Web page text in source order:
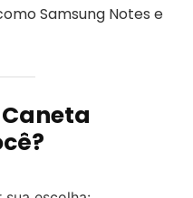
Samsung Notes e